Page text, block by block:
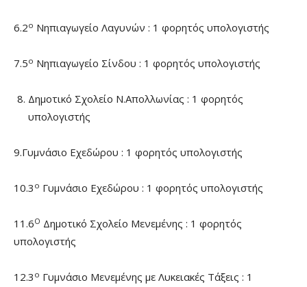
6.2ο Νηπιαγωγείο Λαγυνών : 1 φορητός υπολογιστής
7.5ο Νηπιαγωγείο Σίνδου : 1 φορητός υπολογιστής
Δημοτικό Σχολείο Ν.Απολλωνίας : 1 φορητός
υπολογιστής
9.Γυμνάσιο Εχεδώρου : 1 φορητός υπολογιστής
10.3 ο Γυμνάσιο Εχεδώρου : 1 φορητός υπολογιστής
11.6Ο Δημοτικό Σχολείο Μενεμένης : 1 φορητός
υπολογιστής
12.3 ο Γυμνάσιο Μενεμένης με Λυκειακές Τάξεις : 1